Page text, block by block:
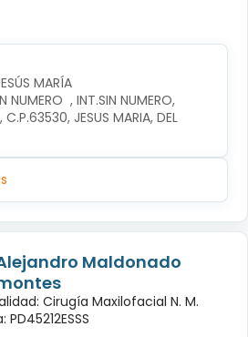
MARÍA
NUMERO  , INT.SIN NUMERO,
C.P.63530, JESUS MARIA, DEL
Maldonado
Cirugía Maxilofacial N. M.
PD45212ESSS